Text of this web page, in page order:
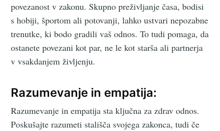
povezanost v zakonu. Skupno preživljanje časa, bodisi
s hobiji, športom ali potovanji, lahko ustvari nepozabne
trenutke, ki bodo gradili vaš odnos. To tudi pomaga, da
ostanete povezani kot par, ne le kot starša ali partnerja
v vsakdanjem življenju.
Razumevanje in empatija:
Razumevanje in empatija sta ključna za zdrav odnos.
Poskušajte razumeti stališča svojega zakonca, tudi če